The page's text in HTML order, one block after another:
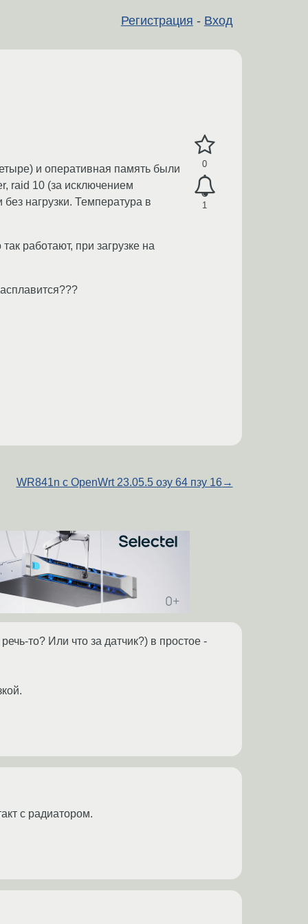
Регистрация - Вход
0
1
и оперативная память были
raid 10 (за исключением
нагрузки. Температура в
работают, при загрузке на
WR841n с OpenWrt 23.05.5 озу 64 пзу 16→
то? Или что за датчик?) в простое -
с радиатором.